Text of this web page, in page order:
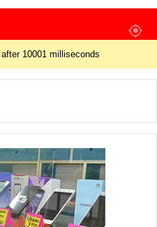
10001 milliseconds